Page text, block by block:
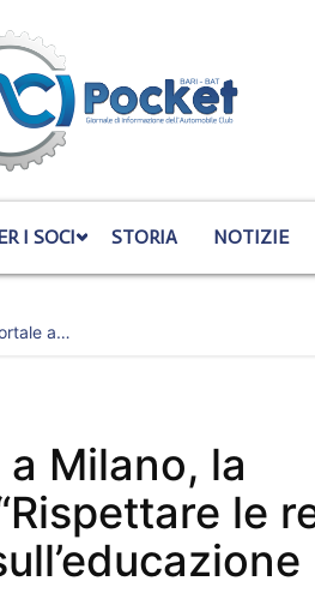
I SOCI STORIA NOTIZIE
a…
Milano, la
le